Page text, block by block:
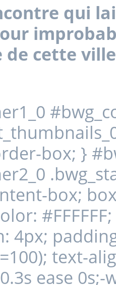
qui
cette
box; }
box;
4px;
text-
ease